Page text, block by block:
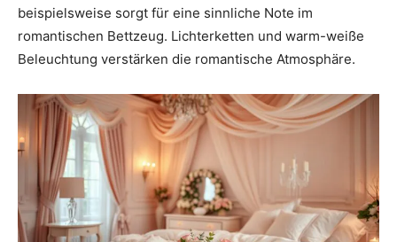
beispielsweise sorgt für eine sinnliche Note im
romantischen Bettzeug. Lichterketten und warm-weiße
Beleuchtung verstärken die romantische Atmosphäre.